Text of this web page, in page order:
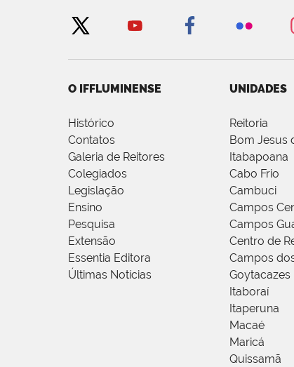
O IFFLUMINENSE
Histórico
Contatos
Galeria de Reitores
Colegiados
Legislação
Ensino
Pesquisa
Extensão
Essentia Editora
Últimas Notícias
UNIDADES
Reitoria
Bom Jesus
Itabapoana
Cabo Frio
Cambuci
Campos
Campos
Centro de
Campos
Goytacazes
Itaboraí
Itaperuna
Macaé
Maricá
Quissamã